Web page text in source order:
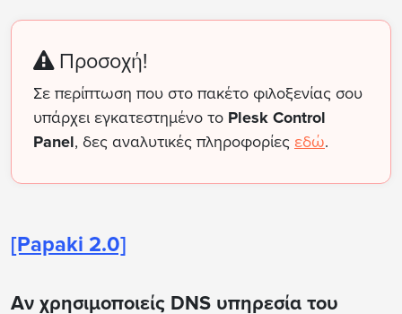
Προσοχή!
Σε περίπτωση που στο πακέτο φιλοξενίας σου
υπάρχει εγκατεστημένο το Plesk Control
Panel, δες αναλυτικές πληροφορίες εδώ.
[Papaki 2.0]
Αν χρησιμοποιείς DNS υπηρεσία του